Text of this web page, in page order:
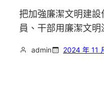
把加強廉潔文明建設
員、干部用廉潔文
admin 2024 年 11